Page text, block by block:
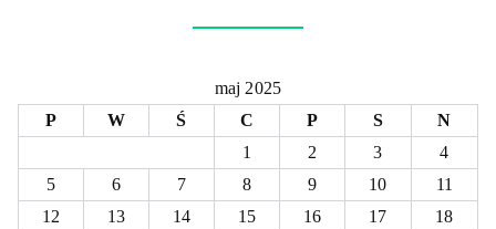
maj 2025
P
W Ś C P S
N
1
2 3
4
5
6 7 8 9 10
11
12
13 14 15 16 17
18